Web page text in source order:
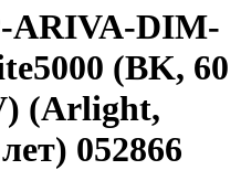
ARIVA-DIM-
(BK, 60
(Arlight,
052866